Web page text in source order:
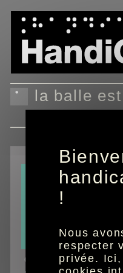
la balle
camp,
Oh my planète
!
Nous
respecter
privée.